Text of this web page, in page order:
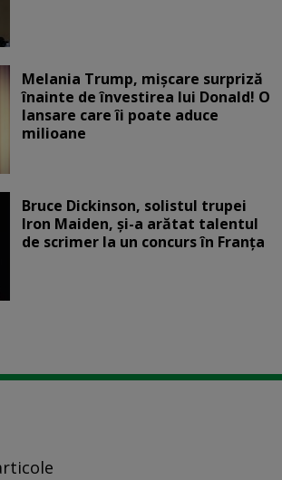
Melania Trump, mișcare surpriză
înainte de învestirea lui Donald! O
lansare care îi poate aduce
milioane
Bruce Dickinson, solistul trupei
Iron Maiden, şi-a arătat talentul
de scrimer la un concurs în Franţa